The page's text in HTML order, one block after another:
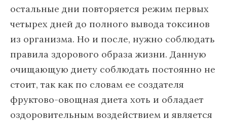
остальные дни повторяется режим первых
четырех дней до полного вывода токсинов
из организма. Но и после, нужно соблюдать
правила здорового образа жизни. Данную
очищающую диету соблюдать постоянно не
стоит, так как по словам ее создателя
фруктово-овощная диета хоть и обладает
оздоровительным воздействием и является